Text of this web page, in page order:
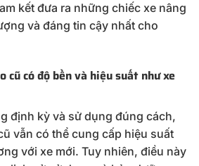
kết đưa ra những chiếc xe nâng
và đáng tin cậy nhất cho
cũ có độ bền và hiệu suất như xe
định kỳ và sử dụng đúng cách,
vẫn có thể cung cấp hiệu suất
với xe mới. Tuy nhiên, điều này